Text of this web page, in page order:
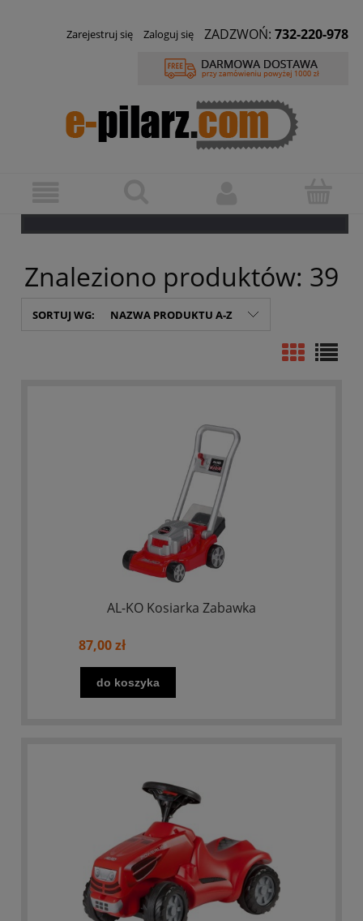
Zarejestruj się Zaloguj się ZADZWOŃ: 732-220-978
Znaleziono produktów: 39
SORTUJ WG: NAZWA PRODUKTU A-Z
AL-KO Kosiarka Zabawka
87,00 zł
do koszyka